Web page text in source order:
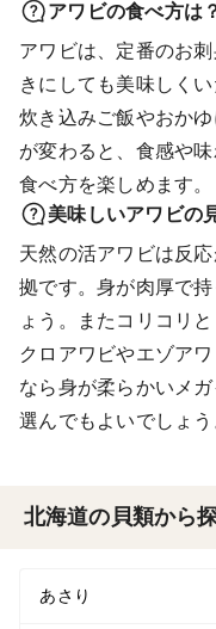
アワビの食べ方は
アワビは、定番のお
きにしても美味しく
炊き込みご飯やおか
が変わると、食感や
食べ方を楽しめます。
美味しいアワビの
天然の活アワビは反
拠です。身が肉厚で
ょう。またコリコリ
クロアワビやエゾア
なら身が柔らかいメ
選んでもよいでしょう
北海道の貝類から
あさり